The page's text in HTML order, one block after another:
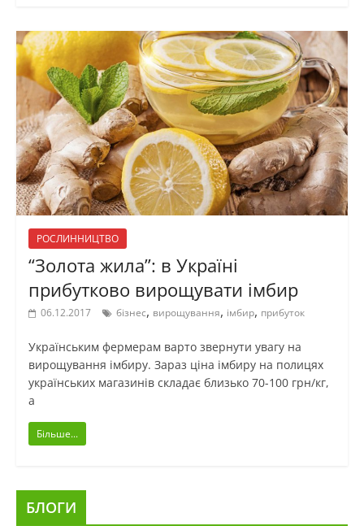
РОСЛИННИЦТВО
“Золота жила”: в Україні
прибутково вирощувати імбир
06.12.2017 бізнес, вирощування, імбир, прибуток
Українським фермерам варто звернути увагу на
вирощування імбиру. Зараз ціна імбиру на полицях
українських магазинів складає близько 70-100 грн/кг,
а
Більше...
БЛОГИ